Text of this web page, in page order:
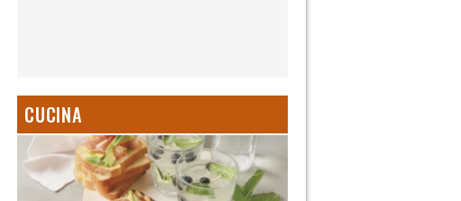
CUCINA